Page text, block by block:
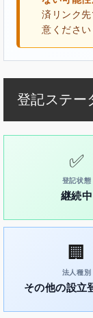
済リンク
意ください
登記ステー
✅
登記状態
継続中
🏢
法人種別
その他の設立